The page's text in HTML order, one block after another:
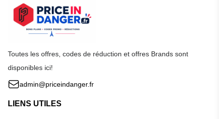
Toutes les offres, codes de réduction et offres Brands sont
disponibles ici!
admin@priceindanger.fr
LIENS UTILES